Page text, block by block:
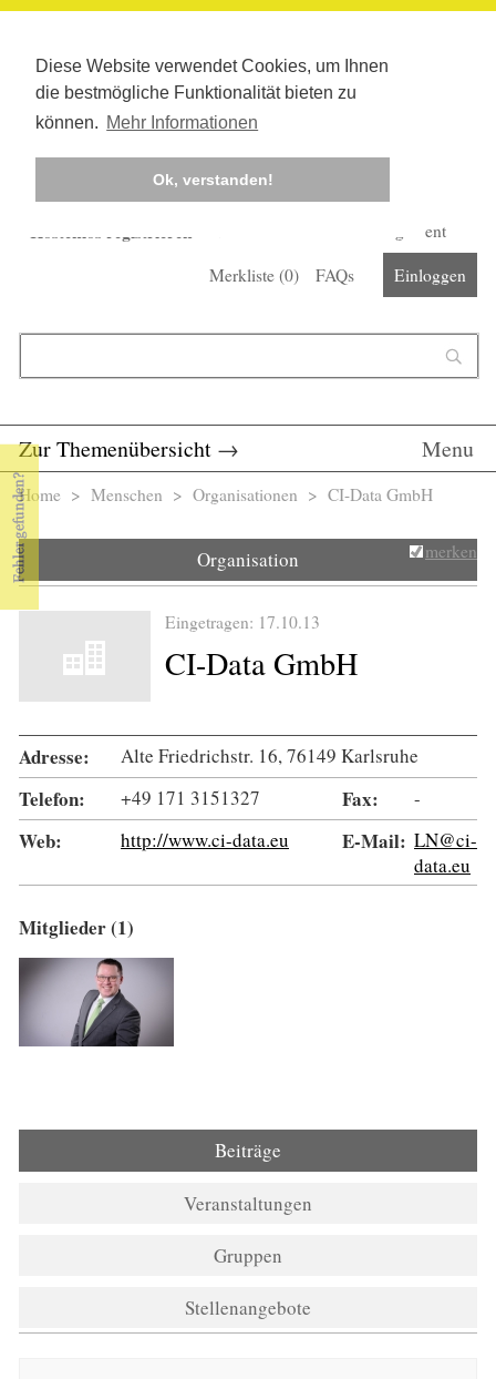
Diese Website verwendet Cookies, um Ihnen
die bestmögliche Funktionalität bieten zu
können. Mehr Informationen
Ok, verstanden!
Kostenlos registrieren
Corona-Management
Merkliste (0) FAQs Einloggen
Zur Themenübersicht → Menu
Sie sind hier
Home > Menschen > Organisationen > CI-Data GmbH
Organisation merken
Eingetragen: 17.10.13
CI-Data GmbH
Adresse: Alte Friedrichstr. 16, 76149 Karlsruhe
Telefon: +49 171 3151327 Fax: -
Web: http://www.ci-data.eu E-Mail: LN@ci-
data.eu
Mitglieder (1)
Beiträge
Veranstaltungen
Gruppen
Stellenangebote